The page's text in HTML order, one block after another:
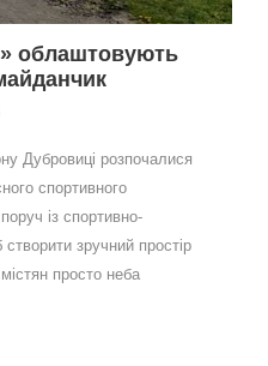
облаштовують
Дубровиці розпочалися
спортивного
із спортивно-
зручний простір
просто неба